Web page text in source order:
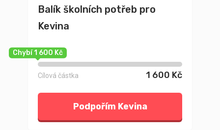
Balík školních potřeb pro
Kevina
Chybí 1 600 Kč
Cílová částka 1 600 Kč
Podpořím Kevina